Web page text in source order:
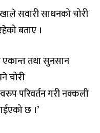
सवारी साधनको चोरी
बताए ।
तथा सुनसान
चोरी
परिवर्तन गरी नक्कली
छ ।’